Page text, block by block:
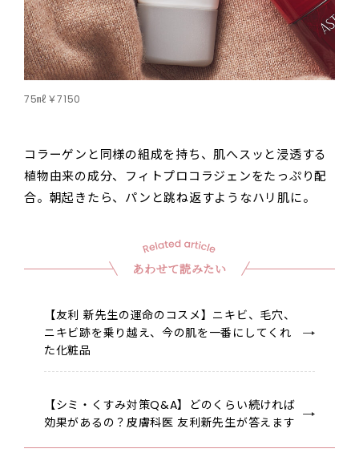
75㎖￥7150
コラーゲンと同様の組成を持ち、肌へスッと浸透する
植物由来の成分、フィトプロコラジェンをたっぷり配
合。朝起きたら、パンと跳ね返すようなハリ肌に。
あわせて読みたい
【友利 新先生の運命のコスメ】ニキビ、毛穴、
ニキビ跡を乗り越え、今の肌を一番にしてくれ
た化粧品
【シミ・くすみ対策Q&A】どのくらい続ければ
効果があるの？皮膚科医 友利新先生が答えます